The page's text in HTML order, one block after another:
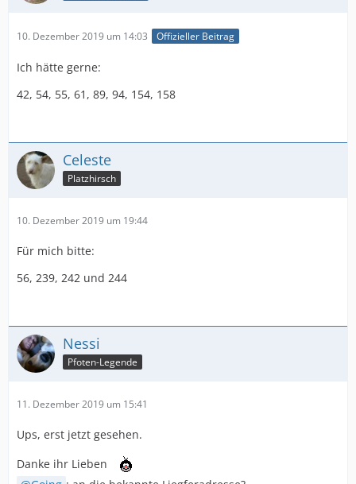
10. Dezember 2019 um 14:03 Offizieller Beitrag
Ich hätte gerne:
42, 54, 55, 61, 89, 94, 154, 158
Celeste
Platzhirsch
10. Dezember 2019 um 19:44
Für mich bitte:
56, 239, 242 und 244
Nessi
Pfoten-Legende
11. Dezember 2019 um 15:41
Ups, erst jetzt gesehen.
Danke ihr Lieben